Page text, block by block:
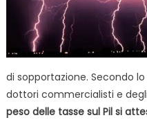
di sopportazione. Secondo
dottori commercialisti e
peso delle tasse sul Pil si